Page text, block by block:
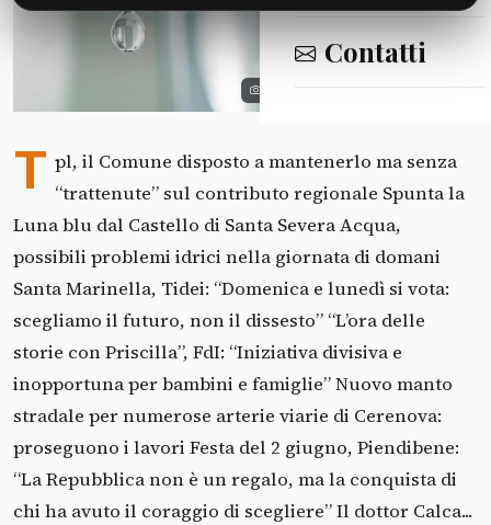
Contatti
Fonte: TRC Giornale (Civitavecchia)
T pl, il Comune disposto a mantenerlo ma senza
“trattenute” sul contributo regionale Spunta la
Luna blu dal Castello di Santa Severa Acqua,
possibili problemi idrici nella giornata di domani
Santa Marinella, Tidei: “Domenica e lunedì si vota:
scegliamo il futuro, non il dissesto” “L’ora delle
storie con Priscilla”, FdI: “Iniziativa divisiva e
inopportuna per bambini e famiglie” Nuovo manto
stradale per numerose arterie viarie di Cerenova:
proseguono i lavori Festa del 2 giugno, Piendibene:
“La Repubblica non è un regalo, ma la conquista di
chi ha avuto il coraggio di scegliere” Il dottor Calca...